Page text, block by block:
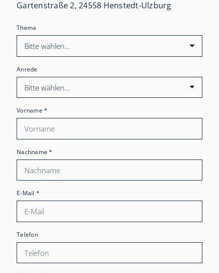
Gartenstraße 2, 24558 Henstedt-Ulzburg
Thema
Anrede
Vorname*
Nachname*
E-Mail *
Telefon